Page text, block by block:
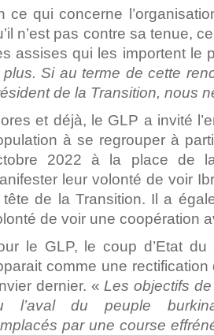
ce qui concerne
n’est pas contre sa tenue,
assises qui les importent le
Si au terme de cette
de la Transition, nous
et déjà, le GLP a invité
à se regrouper à
2022 à la place de
leur volonté de voir
tête de la Transition. Il a
de voir une coopération
le GLP, le coup d’Etat du
comme une
dernier. « Les objectifs
l’aval du peuple
par une course